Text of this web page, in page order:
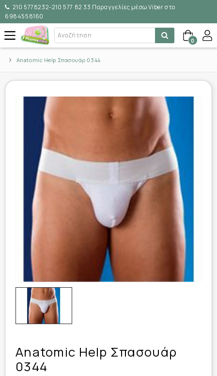
210 5778232-210 577 82 33 Παραγγελίες μέσω Viber στο
6984558160
0
Anatomic Help Σπασουάρ 0344
Anatomic Help Σπασουάρ
0344